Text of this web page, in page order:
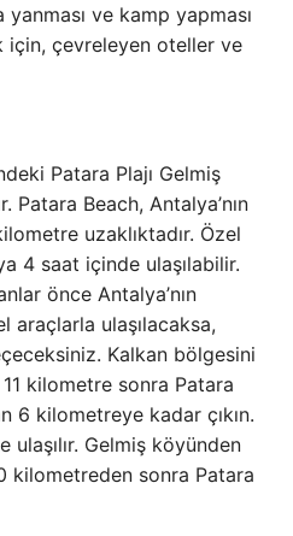
yanması ve kamp yapması
için, çevreleyen oteller ve
Patara Plajı Gelmiş
Patara Beach, Antalya’nın
uzaklıktadır. Özel
4 saat içinde ulaşılabilir.
önce Antalya’nın
araçlarla ulaşılacaksa,
Kalkan bölgesini
kilometre sonra Patara
6 kilometreye kadar çıkın.
ulaşılır. Gelmiş köyünden
kilometreden sonra Patara